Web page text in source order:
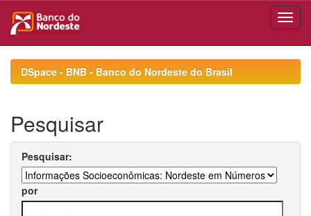
navigationDSpace - BNB - Banco do Nordeste do Brasil
Pesquisar
Pesquisar:
por